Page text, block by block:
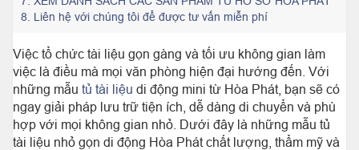
8.
Liên hệ với chúng tôi để được tư vấn miễn phí
Việc tổ chức tài liệu gọn gàng và tối ưu không gian làm
việc là điều mà mọi văn phòng hiện đại hướng đến. Với
những mẫu tủ tài liệu di động mini từ Hòa Phát, bạn sẽ có
ngay giải pháp lưu trữ tiện ích, dễ dàng di chuyển và phù
hợp với mọi không gian nhỏ. Dưới đây là những mẫu tủ
tài liệu nhỏ gọn di động Hòa Phát chất lượng, thẩm mỹ và